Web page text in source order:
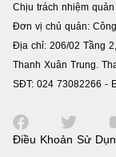
Chịu trách nhiệm
Đơn vị chủ quản:
Địa chỉ: 206/02 Tầng
Thanh Xuân Trung.
SĐT: 024 73082266 -
Điều Khoản Sử